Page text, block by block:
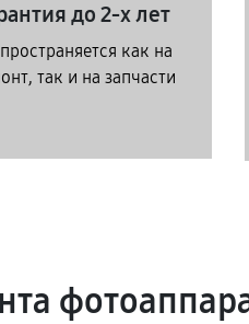
до 2-х лет
как на
так и на запчасти